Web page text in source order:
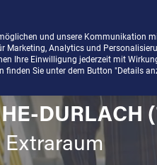
DURLACH
und unsere Kommunikation
Marketing, Analytics und
Ihre Einwilligung jederzeit mit
Sie unter dem Button "Details